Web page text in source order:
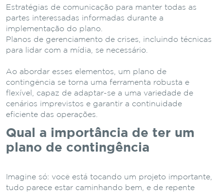
Estratégias de comunicação para manter todas as
partes interessadas informadas durante a
implementação do plano.
Planos de gerenciamento de crises, incluindo técnicas
para lidar com a mídia, se necessário.
Ao abordar esses elementos, um plano de
contingência se torna uma ferramenta robusta e
flexível, capaz de adaptar-se a uma variedade de
cenários imprevistos e garantir a continuidade
eficiente das operações.
Qual a importância de ter um
plano de contingência
Imagine só: você está tocando um projeto importante,
tudo parece estar caminhando bem, e de repente